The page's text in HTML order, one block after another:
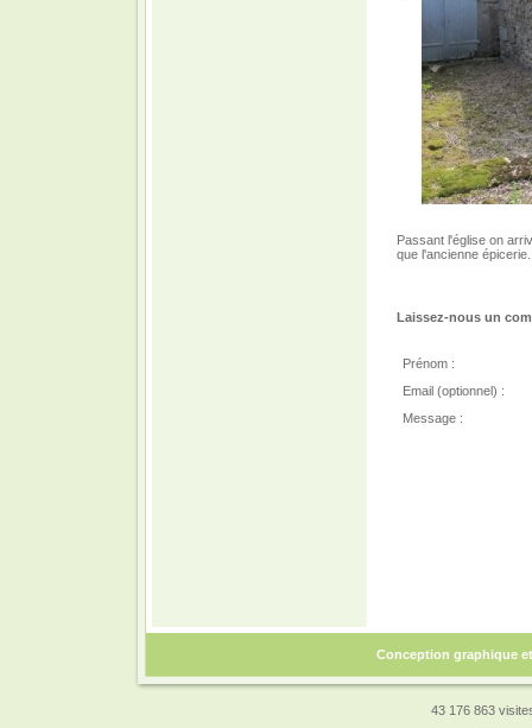
Passant l'église on
que l'ancienne épicerie.
Laissez-nous un
Prénom :
Email (optionnel) :
Message :
Conception graphique
43 176 863